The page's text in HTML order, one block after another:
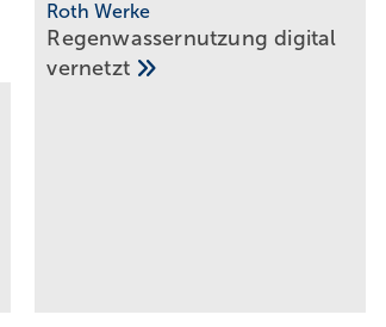
Roth Werke
Regenwassernutzung digital
vernetzt